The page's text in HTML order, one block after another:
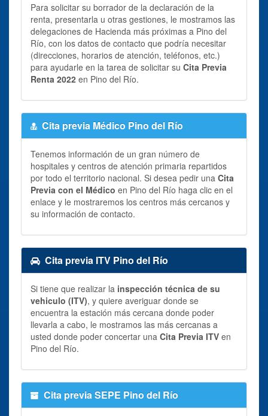
Para solicitar su borrador de la declaración de la
renta, presentarla u otras gestiones, le mostramos las
delegaciones de Hacienda más próximas a Pino del
Río, con los datos de contacto que podría necesitar
(direcciones, horarios de atención, teléfonos, etc.)
para ayudarle en la tarea de solicitar su Cita Previa
Renta 2022 en Pino del Río.
Cita previa Médico Pino del Río
Tenemos información de un gran número de
hospitales y centros de atención primaria repartidos
por todo el territorio nacional. Si desea pedir una Cita
Previa con el Médico en Pino del Río haga clic en el
enlace y le mostraremos los centros más cercanos y
su información de contacto.
Cita previa ITV Pino del Río
Si tiene que realizar la inspección técnica de su
vehiculo (ITV), y quiere averiguar donde se
encuentra la estación más cercana donde poder
llevarla a cabo, le mostramos las más cercanas a
usted donde poder concertar una Cita Previa ITV en
Pino del Río.
Cita previa SEPE Pino del Río